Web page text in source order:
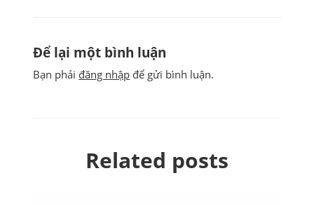
Để lại một bình luận
Bạn phải đăng nhập để gửi bình luận.
Related posts